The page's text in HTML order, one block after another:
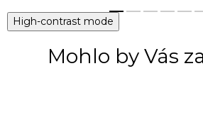
High-contrast mode
Mohlo by Vás